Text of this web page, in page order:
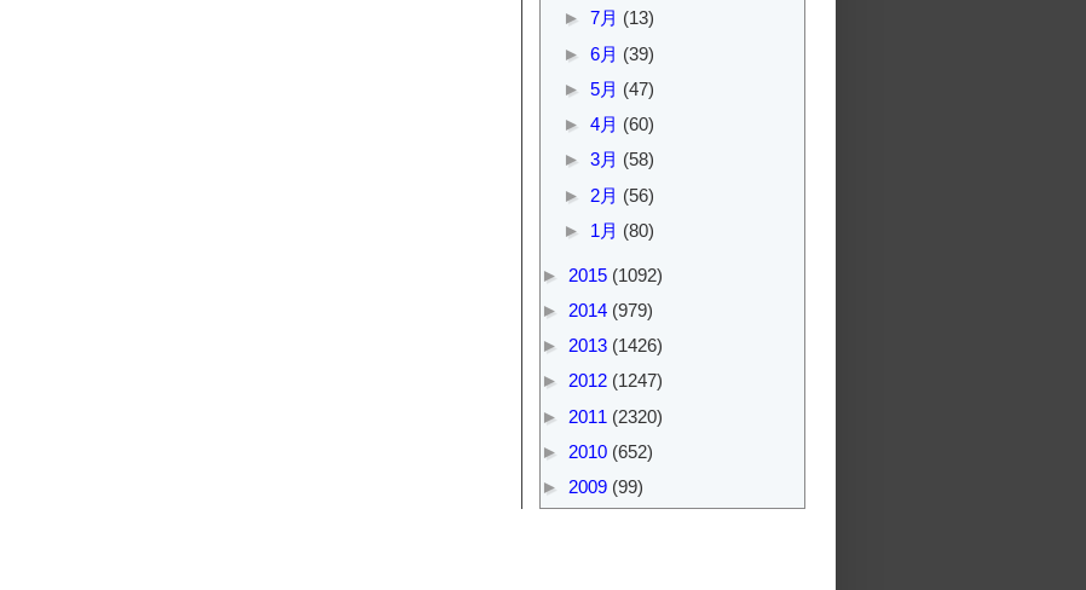
► 7月 (13)
► 6月 (39)
► 5月 (47)
► 4月 (60)
► 3月 (58)
► 2月 (56)
► 1月 (80)
► 2015 (1092)
► 2014 (979)
► 2013 (1426)
► 2012 (1247)
► 2011 (2320)
► 2010 (652)
► 2009 (99)